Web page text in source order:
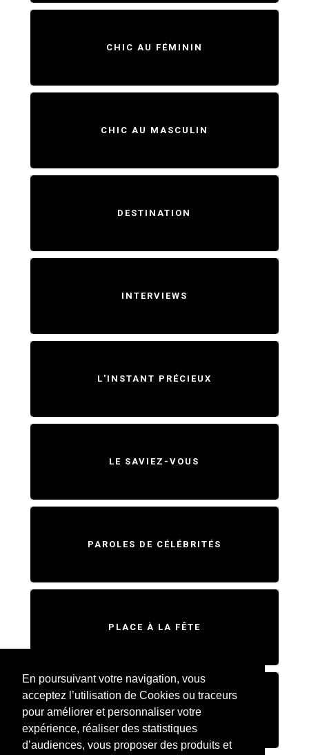
En poursuivant votre navigation, vous
acceptez l’utilisation de Cookies ou traceurs
pour améliorer et personnaliser votre
expérience, réaliser des statistiques
d’audiences, vous proposer des produits et
CHIC AU FÉMININ
CHIC AU MASCULIN
DESTINATION
INTERVIEWS
L'INSTANT PRÉCIEUX
LE SAVIEZ-VOUS
PAROLES DE CÉLÉBRITÉS
PLACE À LA FÊTE
SWEET HOME